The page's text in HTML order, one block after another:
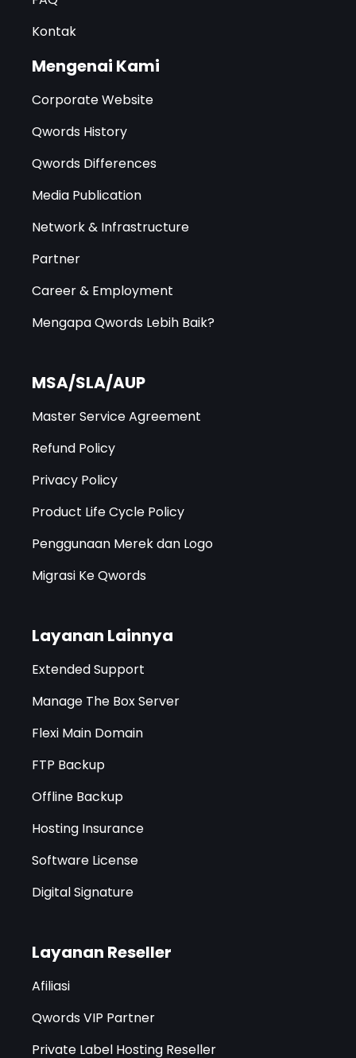
Kontak
Mengenai Kami
Corporate Website
Qwords History
Qwords Differences
Media Publication
Network & Infrastructure
Partner
Career & Employment
Mengapa Qwords Lebih Baik?
MSA/SLA/AUP
Master Service Agreement
Refund Policy
Privacy Policy
Product Life Cycle Policy
Penggunaan Merek dan Logo
Migrasi Ke Qwords
Layanan Lainnya
Extended Support
Manage The Box Server
Flexi Main Domain
FTP Backup
Offline Backup
Hosting Insurance
Software License
Digital Signature
Layanan Reseller
Afiliasi
Qwords VIP Partner
Private Label Hosting Reseller